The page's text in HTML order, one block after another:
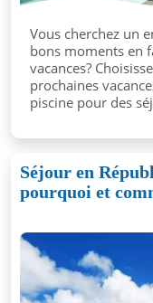
Vous cherchez un
bons moments en
vacances?
prochaines
piscine pour des
Séjour en
pourquoi et